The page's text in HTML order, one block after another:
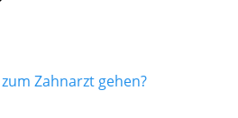
Zahnarzt gehen?